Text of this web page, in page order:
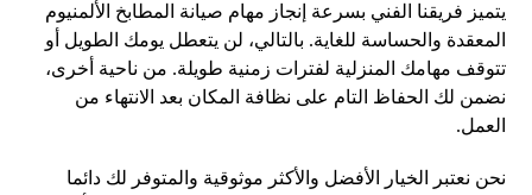
يتميز فريقنا الفني بسرعة إنجاز مهام صيانة المطابخ الألمنيوم
المعقدة والحساسة للغاية. بالتالي، لن يتعطل يومك الطويل أو
تتوقف مهامك المنزلية لفترات زمنية طويلة. من ناحية أخرى،
نضمن لك الحفاظ التام على نظافة المكان بعد الانتهاء من
العمل.
نحن نعتبر الخيار الأفضل والأكثر موثوقية والمتوفر لك دائما